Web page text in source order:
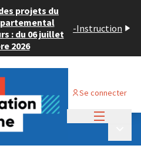
projets du
: du 06 juillet
2026
-Instruction
Se connecter
2024